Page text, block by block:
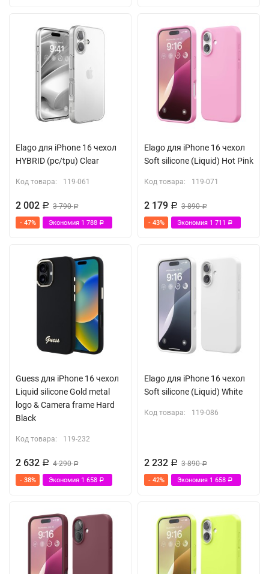
Elago для iPhone 16 чехол
HYBRID (pc/tpu) Clear
Код товара: 119-061
2 002 Р 3 790Р
- 47% Экономия 1 788 Р
Elago для iPhone 16 чехол
Soft silicone (Liquid) Hot Pink
Код товара: 119-071
2 179 Р 3 890Р
- 43% Экономия 1 711 Р
Guess для iPhone 16 чехол
Liquid silicone Gold metal
logo & Camera frame Hard
Black
Код товара: 119-232
2 632 Р 4 290Р
- 38% Экономия 1 658 Р
Elago для iPhone 16 чехол
Soft silicone (Liquid) White
Код товара: 119-086
2 232 Р 3 890Р
- 42% Экономия 1 658 Р